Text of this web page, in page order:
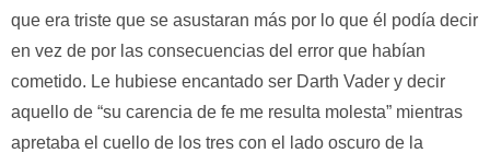
que era triste que se asustaran más por lo que él podía decir
en vez de por las consecuencias del error que habían
cometido. Le hubiese encantado ser Darth Vader y decir
aquello de “su carencia de fe me resulta molesta” mientras
apretaba el cuello de los tres con el lado oscuro de la